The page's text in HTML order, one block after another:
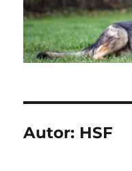
Autor: HSF